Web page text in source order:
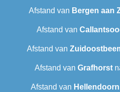
Afstand van Bergen aan
Afstand van
Afstand van
Afstand van Grafhorst
Afstand van Hellendoorn